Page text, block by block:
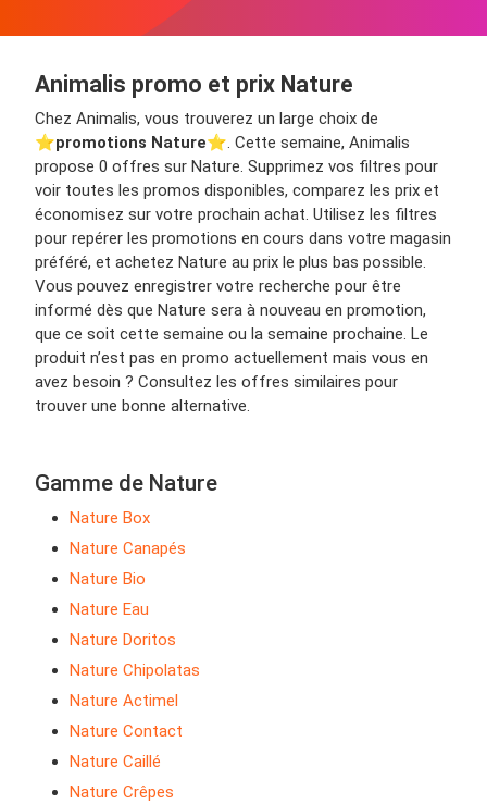
Animalis promo et prix Nature
Chez Animalis, vous trouverez un large choix de
⭐️promotions Nature⭐️. Cette semaine, Animalis
propose 0 offres sur Nature. Supprimez vos filtres pour
voir toutes les promos disponibles, comparez les prix et
économisez sur votre prochain achat. Utilisez les filtres
pour repérer les promotions en cours dans votre magasin
préféré, et achetez Nature au prix le plus bas possible.
Vous pouvez enregistrer votre recherche pour être
informé dès que Nature sera à nouveau en promotion,
que ce soit cette semaine ou la semaine prochaine. Le
produit n’est pas en promo actuellement mais vous en
avez besoin ? Consultez les offres similaires pour
trouver une bonne alternative.
Gamme de Nature
Nature Box
Nature Canapés
Nature Bio
Nature Eau
Nature Doritos
Nature Chipolatas
Nature Actimel
Nature Contact
Nature Caillé
Nature Crêpes